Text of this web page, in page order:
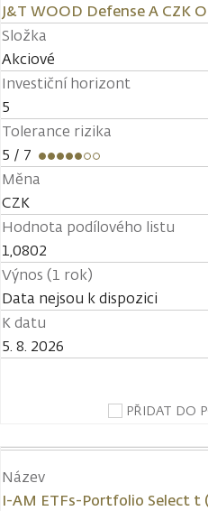
J&T WOOD Defense A CZK
Složka
Akciové
Investiční horizont
5
Tolerance rizika
5 / 7
Měna
CZK
Hodnota podílového listu
1,0802
Výnos (1 rok)
Data nejsou k dispozici
K datu
5. 8. 2026
PŘIDAT DO
Název
I-AM ETFs-Portfolio Select t